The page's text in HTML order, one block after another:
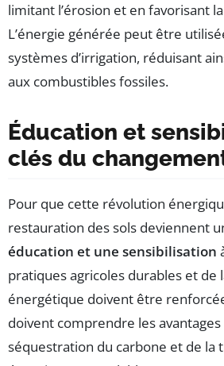
limitant l’érosion et en favorisant
L’énergie générée peut être
systèmes d’irrigation, réduisant
aux combustibles fossiles.
Éducation et
clés du
Pour que cette révolution
restauration des sols deviennent
éducation et une sensibilisation
pratiques agricoles durables et de
énergétique doivent être
doivent comprendre les
séquestration du carbone et de la